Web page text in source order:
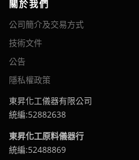
關於我們
公司簡介及交易方式
技術文件
公告
隱私權政策
東昇化工儀器有限公司
統編:52882638
東昇化工原料儀器行
統編:52488869